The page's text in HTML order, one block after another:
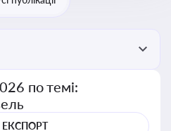
по темі:
ЕКСПОРТ